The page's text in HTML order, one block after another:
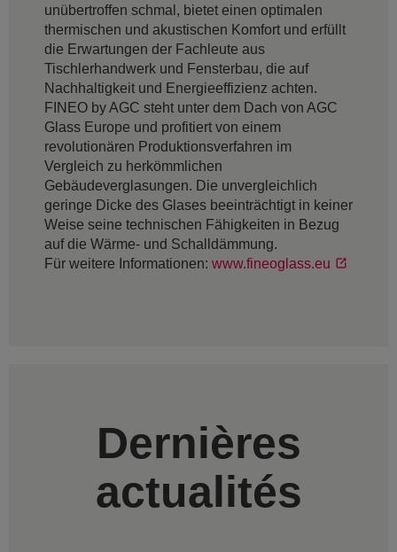
unübertroffen schmal, bietet einen optimalen
thermischen und akustischen Komfort und erfüllt
die Erwartungen der Fachleute aus
Tischlerhandwerk und Fensterbau, die auf
Nachhaltigkeit und Energieeffizienz achten.
FINEO by AGC steht unter dem Dach von AGC
Glass Europe und profitiert von einem
revolutionären Produktionsverfahren im
Vergleich zu herkömmlichen
Gebäudeverglasungen. Die unvergleichlich
geringe Dicke des Glases beeinträchtigt in keiner
Weise seine technischen Fähigkeiten in Bezug
auf die Wärme- und Schalldämmung.
Für weitere Informationen: www.fineoglass.eu
Dernières
actualités